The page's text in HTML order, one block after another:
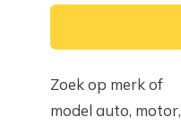
Zoek op merk of
model auto, motor,